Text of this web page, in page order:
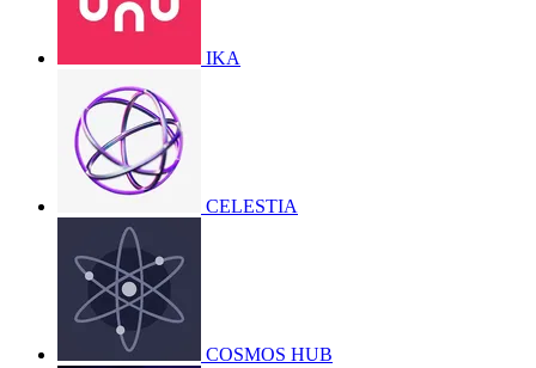
IKA
CELESTIA
COSMOS HUB